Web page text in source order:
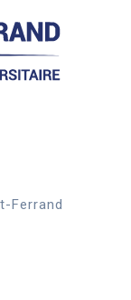
Ferrand